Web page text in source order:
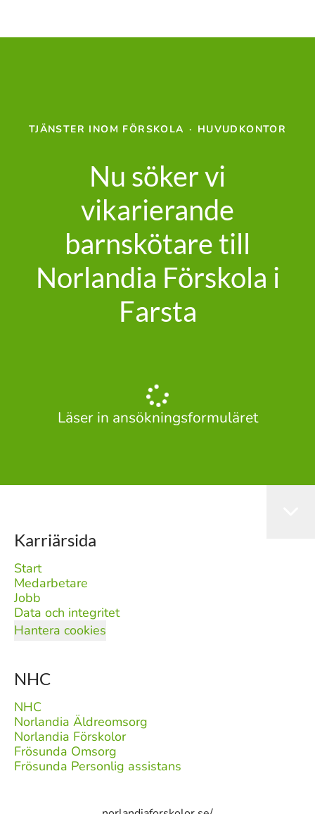
TJÄNSTER INOM FÖRSKOLA · HUVUDKONTOR
Nu söker vi
vikarierande
barnskötare till
Norlandia Förskola i
Farsta
Läser in ansökningsformuläret
Karriärsida
Start
Medarbetare
Jobb
Data och integritet
Hantera cookies
NHC
NHC
Norlandia Äldreomsorg
Norlandia Förskolor
Frösunda Omsorg
Frösunda Personlig assistans